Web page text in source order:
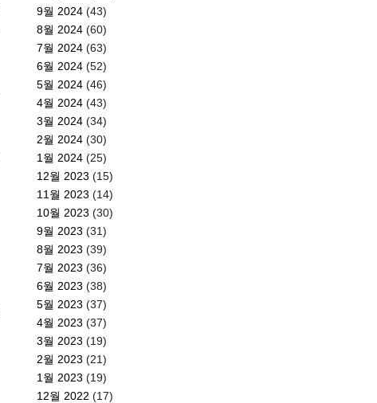
9월 2024 (43)
8월 2024 (60)
7월 2024 (63)
6월 2024 (52)
5월 2024 (46)
4월 2024 (43)
3월 2024 (34)
2월 2024 (30)
1월 2024 (25)
12월 2023 (15)
11월 2023 (14)
10월 2023 (30)
9월 2023 (31)
8월 2023 (39)
7월 2023 (36)
6월 2023 (38)
5월 2023 (37)
4월 2023 (37)
3월 2023 (19)
2월 2023 (21)
1월 2023 (19)
12월 2022 (17)